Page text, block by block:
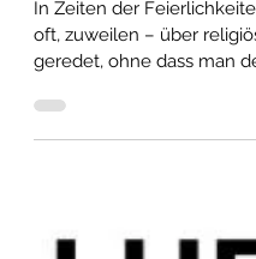
Nachhaltigkeit
In Zeiten der
geredet, ohne dass man
wirklich versteht. Glaube
Nachhaltiges Leben.